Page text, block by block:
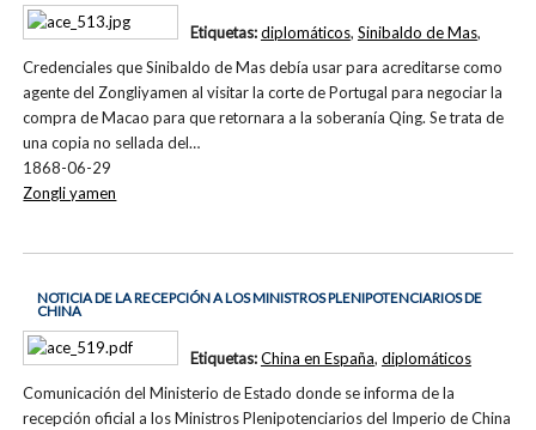
Credenciales que Sinibaldo de Mas debía usar para acreditarse como
agente del Zongliyamen al visitar la corte de Portugal para negociar la
compra de Macao para que retornara a la soberanía Qing. Se trata de
una copia no sellada del…
1868-06-29
Etiquetas:diplomáticos, Sinibaldo de Mas,
Zongli yamen
NOTICIA DE LA RECEPCIÓN A LOS MINISTROS PLENIPOTENCIARIOS DE
CHINA
Comunicación del Ministerio de Estado donde se informa de la
recepción oficial a los Ministros Plenipotenciarios del Imperio de China
Etiquetas:China en España, diplomáticos